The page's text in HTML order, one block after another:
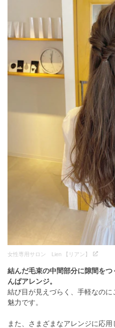
女性専用サロン Lien 【リアン】
結んだ毛束の中間部分に隙間を
んぱアレンジ。
結び目が見えづらく、手軽なの
魅力です。
また、さまざまなアレンジに応